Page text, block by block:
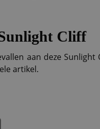
Cliff
aan deze Sunlight
artikel.